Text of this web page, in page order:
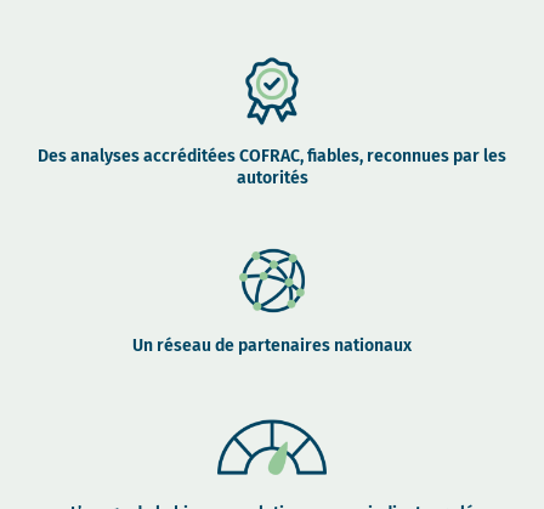
Des analyses accréditées COFRAC, fiables, reconnues par les
autorités
Un réseau de partenaires nationaux